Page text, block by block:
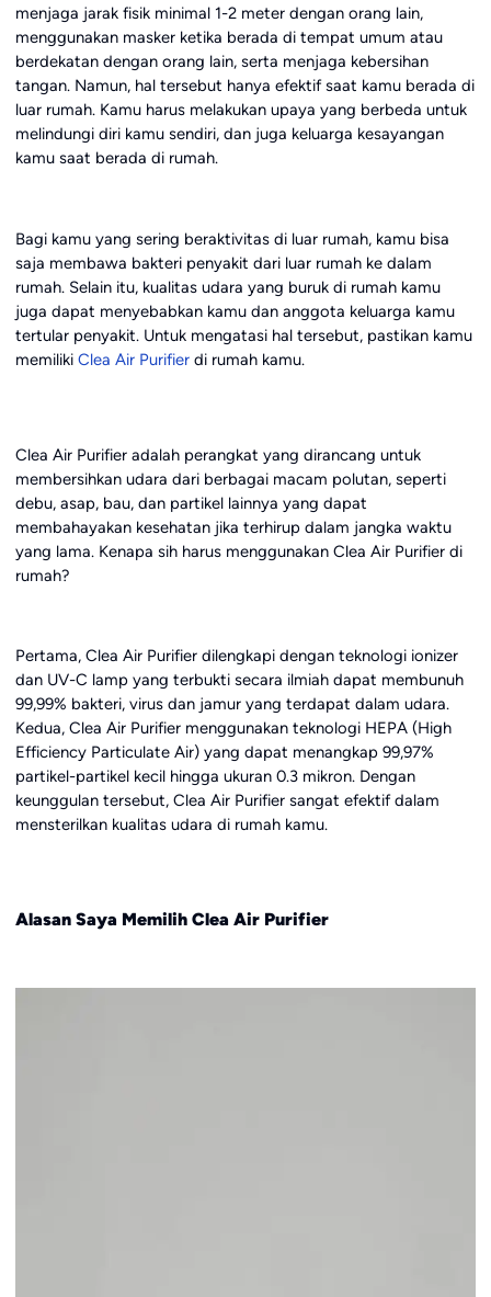
menjaga jarak fisik minimal 1-2 meter dengan orang lain,
menggunakan masker ketika berada di tempat umum atau
berdekatan dengan orang lain, serta menjaga kebersihan
tangan. Namun, hal tersebut hanya efektif saat kamu berada di
luar rumah. Kamu harus melakukan upaya yang berbeda untuk
melindungi diri kamu sendiri, dan juga keluarga kesayangan
kamu saat berada di rumah.
Bagi kamu yang sering beraktivitas di luar rumah, kamu bisa
saja membawa bakteri penyakit dari luar rumah ke dalam
rumah. Selain itu, kualitas udara yang buruk di rumah kamu
juga dapat menyebabkan kamu dan anggota keluarga kamu
tertular penyakit. Untuk mengatasi hal tersebut, pastikan kamu
memiliki Clea Air Purifierdi rumah kamu.
Clea Air Purifier adalah perangkat yang dirancang untuk
membersihkan udara dari berbagai macam polutan, seperti
debu, asap, bau, dan partikel lainnya yang dapat
membahayakan kesehatan jika terhirup dalam jangka waktu
yang lama. Kenapa sih harus menggunakan Clea Air Purifier di
rumah?
Pertama, Clea Air Purifier dilengkapi dengan teknologi ionizer
dan UV-C lamp yang terbukti secara ilmiah dapat membunuh
99,99% bakteri, virus dan jamur yang terdapat dalam udara.
Kedua, Clea Air Purifier menggunakan teknologi HEPA (High
Efficiency Particulate Air) yang dapat menangkap 99,97%
partikel-partikel kecil hingga ukuran 0.3 mikron. Dengan
keunggulan tersebut, Clea Air Purifier sangat efektif dalam
mensterilkan kualitas udara di rumah kamu.
Alasan Saya Memilih Clea Air Purifier